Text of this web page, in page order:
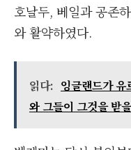
호날두, 베일과 공존
와 활약하였다.
읽다: 잉글랜드가
와 그들이 그것을 받